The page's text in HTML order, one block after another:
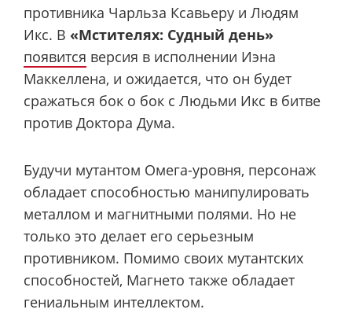
противника Чарльза Ксавьеру и Людям
Икс. В «Мстителях: Судный день»
появится версия в исполнении Иэна
Маккеллена, и ожидается, что он будет
сражаться бок о бок с Людьми Икс в битве
против Доктора Дума.
Будучи мутантом Омега-уровня, персонаж
обладает способностью манипулировать
металлом и магнитными полями. Но не
только это делает его серьезным
противником. Помимо своих мутантских
способностей, Магнето также обладает
гениальным интеллектом.